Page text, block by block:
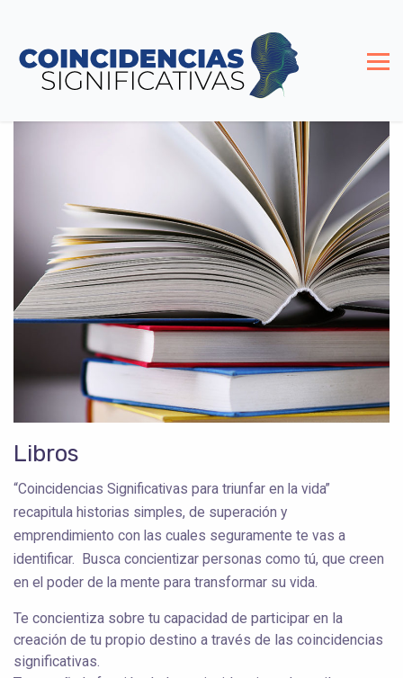
Libros
“Coincidencias Significativas para triunfar en la vida”
recapitula historias simples, de superación y
emprendimiento con las cuales seguramente te vas a
identificar. Busca concientizar personas como tú, que creen
en el poder de la mente para transformar su vida.
Te concientiza sobre tu capacidad de participar en la
creación de tu propio destino a través de las coincidencias
significativas.